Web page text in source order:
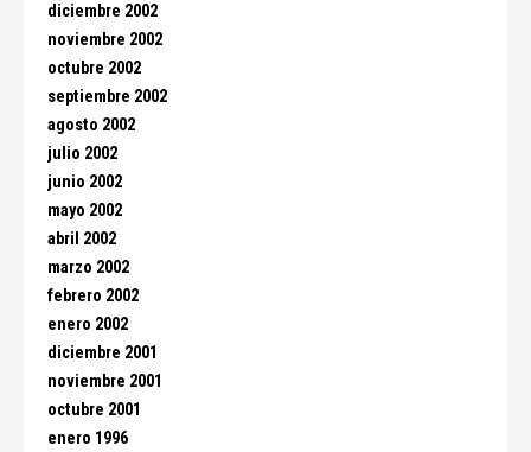
diciembre 2002
noviembre 2002
octubre 2002
septiembre 2002
agosto 2002
julio 2002
junio 2002
mayo 2002
abril 2002
marzo 2002
febrero 2002
enero 2002
diciembre 2001
noviembre 2001
octubre 2001
enero 1996